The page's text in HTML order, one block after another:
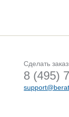
Сделать
8 (495)